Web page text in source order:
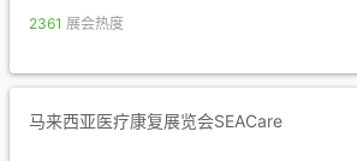
2361 展会热度
马来西亚医疗康复展览会SEACare